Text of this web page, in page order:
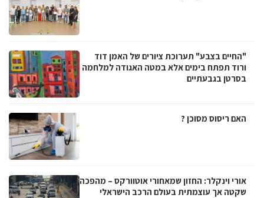
"החיים בצבע" תערוכת ציורים של האמן דוד
ורוד תפתח בימים אלא במטה האגודה למלחמה
בסרטן בגבעתיים
האם ריסוס מסוכן ?
אורי וינקלר: החזון שמאחורי אוטוורקס – מהפכה
שקטה אך עוצמתית בעולם הרכב הישראלי